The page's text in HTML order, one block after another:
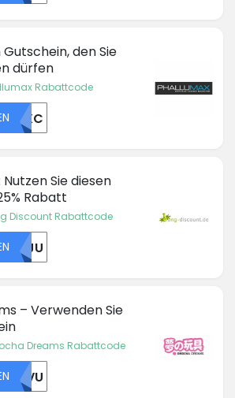
den Sie
dürfen
Rabattcode
RUXC
Sie diesen
Rabatt
Discount Rabattcode
NTJU
– Verwenden Sie
Dreams Rabattcode
VEVU